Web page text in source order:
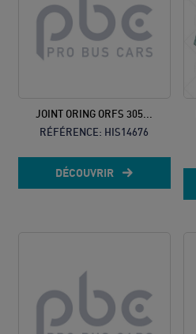
JOINT ORING ORFS 305...
RÉFÉRENCE: HIS14676
DÉCOUVRIR